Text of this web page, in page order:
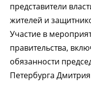
представители
жителей и
Участие в
правительства,
обязанности
Петербурга